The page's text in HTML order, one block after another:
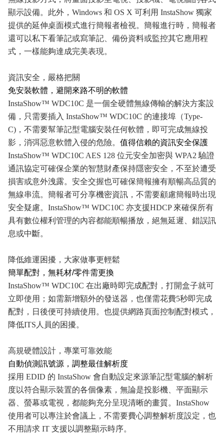
顯示設備。此外， Windows 和 OS X 可利用 InstaShow 獨家
提供的延伸桌面模式進行簡報者檢視。簡報進行時，簡報者
還可以私下看筆記或寫筆記、備份資料或監控其它應用程
式，一樣能夠達成完美表現。
資訊安全，嚴格把關
免安裝軟體，避開來路不明的軟體
InstaShow™ WDC10C 是一個全硬體無線傳輸的解決方案設
備，只需要插入 InstaShow™ WDC10C 的連接埠（Type-
C) ，不需要幫筆記型電腦安裝任何軟體，即可完成無線投
影，消弭惡意軟體入侵的危險。 值得信賴的資訊安全保護
InstaShow™ WDC10C AES 128 位元安全加密與 WPA2 驗證
通訊協定可確保企業的智慧財產保持隱密安全，不至於遭受
損害或意外洩露。安全交握也可確保簡報擁有順暢高品質的
無線串流。簡報者可分享機密資訊，不需要顧慮簡報時出現
安全疑慮。 InstaShow™ WDC10C 亦支援HDCP 來確保所有
具有數位權利管理的內容都能順暢播放，絕無延遲、錯誤訊
息或中斷。
降低維運困擾，大家做事更輕鬆
簡單配對，無耗材/零件需更換
InstaShow™ WDC10C 在出廠時即完成配對，打開盒子就可
立即使用；如需新增額外的發送器，也僅需花費5秒即完成
配對，日後便可持續使用。也提供網路頁面控制配對模式，
降低ITS 人員的困擾。
高規硬體設計，專業可靠效能
自動偵測訊號源，調整最佳解析度
採用 EDID 的 InstaShow 會自動設定來源筆記型電腦的解析
度以符合顯示裝置的各個像素，無論是投影機、平面顯示
器、螢幕或電視，都能夠充分呈現清晰的畫質。 InstaShow
使用者可以專注於會議上，不需要費心調整解析度設定，也
不用請求 IT 支援以調整顯示時序。